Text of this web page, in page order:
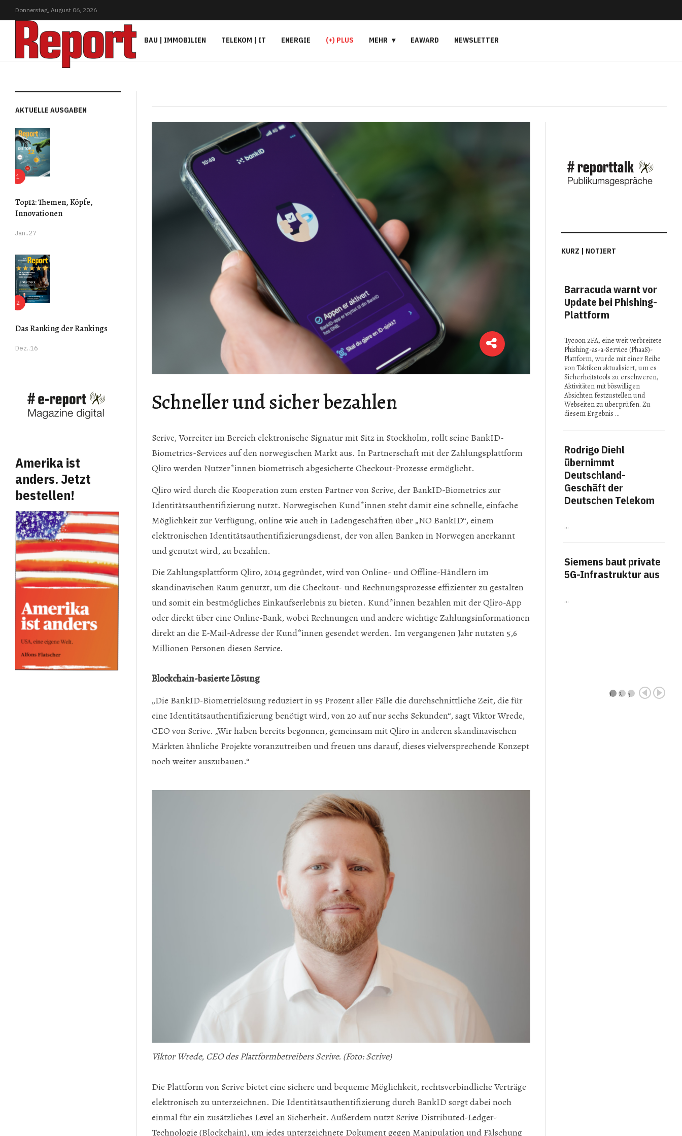
Donnerstag, August 06, 2026
BAU | IMMOBILIEN TELEKOM | IT ENERGIE (+) PLUS MEHR EAWARD NEWSLETTER
AKTUELLE AUSGABEN
Top12: Themen, Köpfe,
Innovationen
Jän..27
Das Ranking der Rankings
Dez..16
Amerika ist
anders. Jetzt
bestellen!
Schneller und sicher bezahlen
Scrive, Vorreiter im Bereich elektronische Signatur mit Sitz in Stockholm, rollt seine BankID-
Biometrics-Services auf den norwegischen Markt aus. In Partnerschaft mit der Zahlungsplattform
Qliro werden Nutzer*innen biometrisch abgesicherte Checkout-Prozesse ermöglicht.
Qliro wird durch die Kooperation zum ersten Partner von Scrive, der BankID-Biometrics zur
Identitätsauthentifizierung nutzt. Norwegischen Kund*innen steht damit eine schnelle, einfache
Möglichkeit zur Verfügung, online wie auch in Ladengeschäften über „NO BankID“, einem
elektronischen Identitätsauthentifizierungsdienst, der von allen Banken in Norwegen anerkannt
und genutzt wird, zu bezahlen.
Die Zahlungsplattform Qliro, 2014 gegründet, wird von Online- und Offline-Händlern im
skandinavischen Raum genutzt, um die Checkout- und Rechnungsprozesse effizienter zu gestalten
und somit ein bestmögliches Einkaufserlebnis zu bieten. Kund*innen bezahlen mit der Qliro-App
oder direkt über eine Online-Bank, wobei Rechnungen und andere wichtige Zahlungsinformationen
direkt an die E-Mail-Adresse der Kund*innen gesendet werden. Im vergangenen Jahr nutzten 5,6
Millionen Personen diesen Service.
Blockchain-basierte Lösung
„Die BankID-Biometrielösung reduziert in 95 Prozent aller Fälle die durchschnittliche Zeit, die für
eine Identitätsauthentifizierung benötigt wird, von 20 auf nur sechs Sekunden“, sagt Viktor Wrede,
CEO von Scrive. „Wir haben bereits begonnen, gemeinsam mit Qliro in anderen skandinavischen
Märkten ähnliche Projekte voranzutreiben und freuen uns darauf, dieses vielversprechende Konzept
noch weiter auszubauen.“
Viktor Wrede, CEO des Plattformbetreibers Scrive. (Foto: Scrive)
Die Plattform von Scrive bietet eine sichere und bequeme Möglichkeit, rechtsverbindliche Verträge
elektronisch zu unterzeichnen. Die Identitätsauthentifizierung durch BankID sorgt dabei noch
einmal für ein zusätzliches Level an Sicherheit. Außerdem nutzt Scrive Distributed-Ledger-
Technologie (Blockchain), um jedes unterzeichnete Dokument gegen Manipulation und Fälschung
KURZ | NOTIERT
Barracuda warnt vor
Update bei Phishing-
Plattform
Tycoon 2FA, eine weit verbreitete
Phishing-as-a-Service (PhaaS)-
Plattform, wurde mit einer Reihe
von Taktiken aktualisiert, um es
Sicherheitstools zu erschweren,
Aktivitäten mit böswilligen
Absichten festzustellen und
Webseiten zu überprüfen. Zu
diesem Ergebnis …
Rodrigo Diehl
übernimmt
Deutschland-
Geschäft der
Deutschen Telekom
…
Siemens baut private
5G-Infrastruktur aus
…
1 2 3